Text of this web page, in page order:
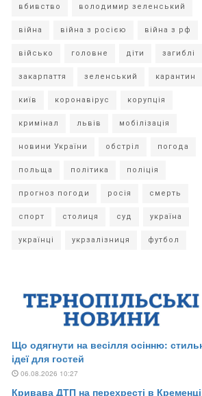
вбивство володимир зеленський
війна війна з росією війна з рф
військо головне діти загиблі
закарпаття зеленський карантин
київ коронавірус корупція
кримінал львів мобілізація
новини України обстріл погода
польща політика поліція
прогноз погоди росія смерть
спорт столиця суд україна
українці укрзалізниця футбол